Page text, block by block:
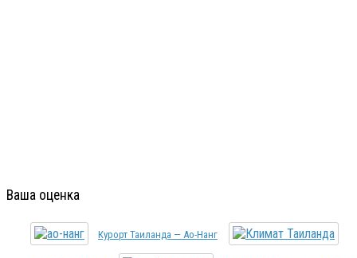
Ваша оценка
Курорт Таиланда — Ао-Нанг